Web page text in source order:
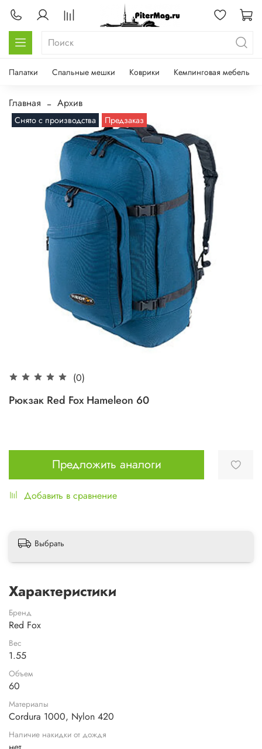
Палатки Спальные мешки Коврики Кемпинговая мебель
Главная Архив
Снято с производства Предзаказ
(0)
Рюкзак Red Fox Hameleon 60
Предложить аналоги
Добавить в сравнение
Выбрать
Характеристики
Бренд
Red Fox
Вес
1.55
Объем
60
Материалы
Cordura 1000, Nylon 420
Наличие накидки от дождя